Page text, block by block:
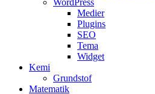
WordPress
Medier
Plugins
SEO
Tema
Widget
Kemi
Grundstof
Matematik